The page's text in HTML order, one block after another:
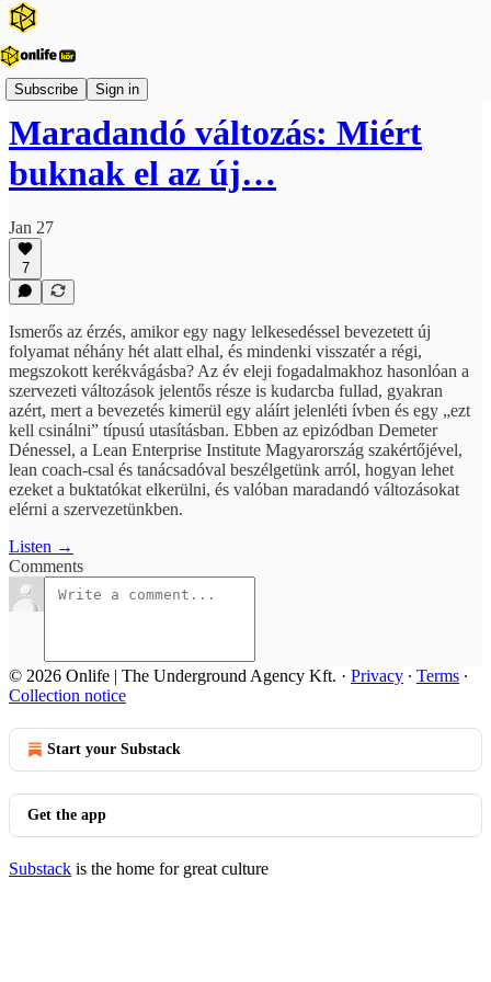
Subscribe Sign in
Onlife Menedzsment Podcast
Maradandó változás: Miért
buknak el az új…
Jan 27
7
Ismerős az érzés, amikor egy nagy lelkesedéssel bevezetett új
folyamat néhány hét alatt elhal, és mindenki visszatér a régi,
megszokott kerékvágásba? Az év eleji fogadalmakhoz hasonlóan a
szervezeti változások jelentős része is kudarcba fullad, gyakran
azért, mert a bevezetés kimerül egy aláírt jelenléti ívben és egy „ezt
kell csinálni” típusú utasításban. Ebben az epizódban Demeter
Dénessel, a Lean Enterprise Institute Magyarország szakértőjével,
lean coach-csal és tanácsadóval beszélgetünk arról, hogyan lehet
ezeket a buktatókat elkerülni, és valóban maradandó változásokat
elérni a szervezetünkben.
Listen →
Comments
© 2026 Onlife | The Underground Agency Kft. · Privacy ∙ Terms ∙
Collection notice
Start your Substack
Get the app
Substack is the home for great culture